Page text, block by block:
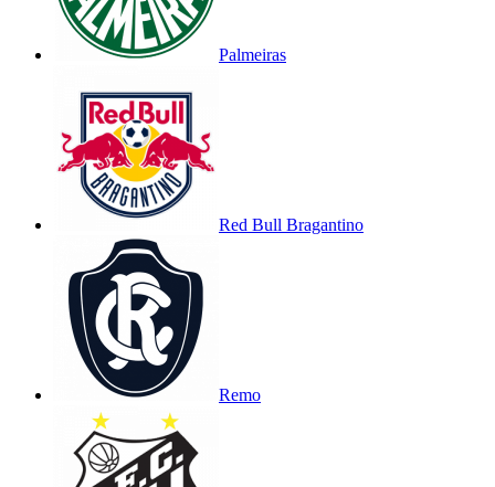
Palmeiras
Red Bull Bragantino
Remo